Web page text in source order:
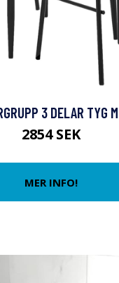
3 DELAR TYG
2854 SEK
MER INFO!